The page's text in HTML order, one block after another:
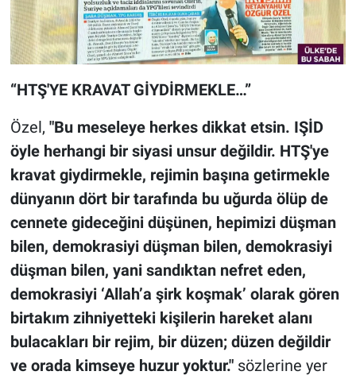
“HTŞ'YE KRAVAT GİYDİRMEKLE…”
Özel, "Bu meseleye herkes dikkat etsin. IŞİD
öyle herhangi bir siyasi unsur değildir. HTŞ'ye
kravat giydirmekle, rejimin başına getirmekle
dünyanın dört bir tarafında bu uğurda ölüp de
cennete gideceğini düşünen, hepimizi düşman
bilen, demokrasiyi düşman bilen, demokrasiyi
düşman bilen, yani sandıktan nefret eden,
demokrasiyi ‘Allah’a şirk koşmak’ olarak gören
birtakım zihniyetteki kişilerin hareket alanı
bulacakları bir rejim, bir düzen; düzen değildir
ve orada kimseye huzur yoktur."sözlerine yer